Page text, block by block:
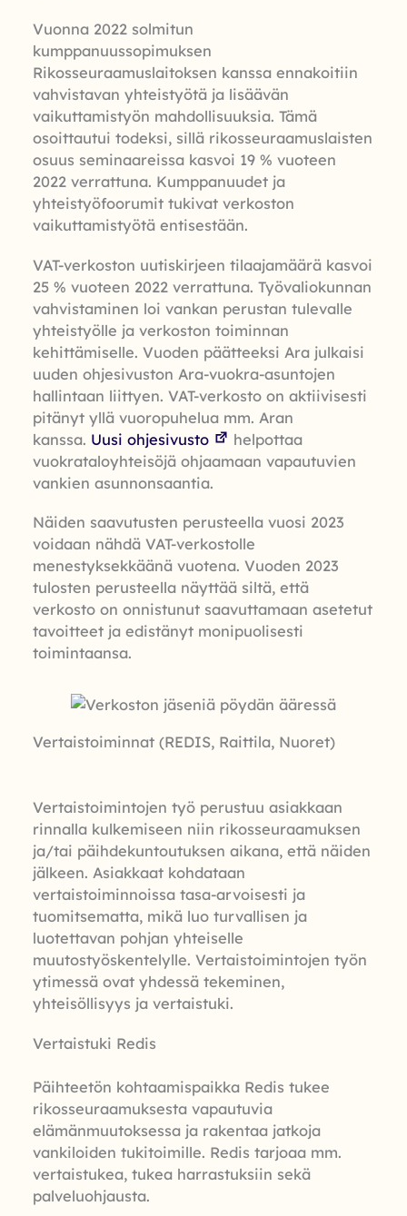
Vuonna 2022 solmitun
kumppanuussopimuksen
Rikosseuraamuslaitoksen kanssa ennakoitiin
vahvistavan yhteistyötä ja lisäävän
vaikuttamistyön mahdollisuuksia. Tämä
osoittautui todeksi, sillä rikosseuraamuslaisten
osuus seminaareissa kasvoi 19 % vuoteen
2022 verrattuna. Kumppanuudet ja
yhteistyöfoorumit tukivat verkoston
vaikuttamistyötä entisestään.
VAT-verkoston uutiskirjeen tilaajamäärä kasvoi
25 % vuoteen 2022 verrattuna. Työvaliokunnan
vahvistaminen loi vankan perustan tulevalle
yhteistyölle ja verkoston toiminnan
kehittämiselle. Vuoden päätteeksi Ara julkaisi
uuden ohjesivuston Ara-vuokra-asuntojen
hallintaan liittyen. VAT-verkosto on aktiivisesti
pitänyt yllä vuoropuhelua mm. Aran
kanssa. Uusi ohjesivusto
helpottaa
vuokrataloyhteisöjä ohjaamaan vapautuvien
vankien asunnonsaantia.
Näiden saavutusten perusteella vuosi 2023
voidaan nähdä VAT-verkostolle
menestyksekkäänä vuotena. Vuoden 2023
tulosten perusteella näyttää siltä, että
verkosto on onnistunut saavuttamaan asetetut
tavoitteet ja edistänyt monipuolisesti
toimintaansa.
Vertaistoiminnat (REDIS, Raittila, Nuoret)
Vertaistoimintojen työ perustuu asiakkaan
rinnalla kulkemiseen niin rikosseuraamuksen
ja/tai päihdekuntoutuksen aikana, että näiden
jälkeen. Asiakkaat kohdataan
vertaistoiminnoissa tasa-arvoisesti ja
tuomitsematta, mikä luo turvallisen ja
luotettavan pohjan yhteiselle
muutostyöskentelylle. Vertaistoimintojen työn
ytimessä ovat yhdessä tekeminen,
yhteisöllisyys ja vertaistuki.
Vertaistuki Redis
Päihteetön kohtaamispaikka Redis tukee
rikosseuraamuksesta vapautuvia
elämänmuutoksessa ja rakentaa jatkoja
vankiloiden tukitoimille. Redis tarjoaa mm.
vertaistukea, tukea harrastuksiin sekä
palveluohjausta.